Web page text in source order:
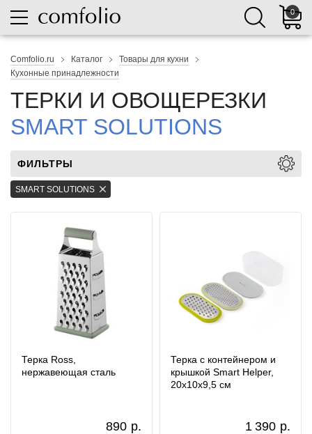
0
Comfolio.ru Каталог
Товары для кухни
Кухонные принадлежности
ТЕРКИ И ОВОЩЕРЕЗКИ
SMART SOLUTIONS
ФИЛЬТРЫ
SMART SOLUTIONS
Терка Ross,
нержавеющая сталь
890 р.
Терка с контейнером и
крышкой Smart Helper,
20х10х9,5 см
1 390 р.